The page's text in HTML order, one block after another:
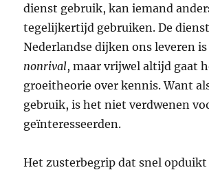
dienst gebruik, kan iemand
tegelijkertijd gebruiken. De
Nederlandse dijken ons leveren
nonrival, maar vrijwel altijd gaat
groeitheorie over kennis. Want
gebruik, is het niet verdwenen
geïnteresseerden.
Het zusterbegrip dat snel